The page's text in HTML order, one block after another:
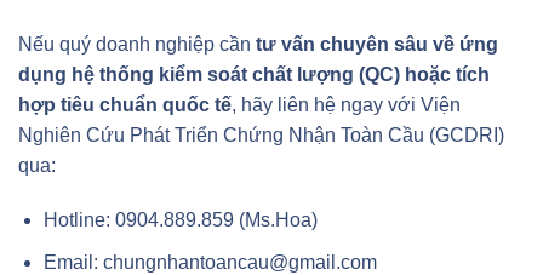
Nếu quý doanh nghiệp cần tư vấn chuyên sâu về ứng
dụng hệ thống kiểm soát chất lượng (QC) hoặc tích
hợp tiêu chuẩn quốc tế, hãy liên hệ ngay với Viện
Nghiên Cứu Phát Triển Chứng Nhận Toàn Cầu (GCDRI)
qua:
Hotline: 0904.889.859 (Ms.Hoa)
Email: chungnhantoancau@gmail.com